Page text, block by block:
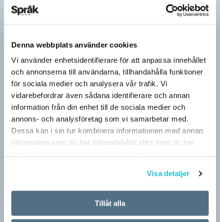
Denna webbplats använder cookies
Vi använder enhetsidentifierare för att anpassa innehållet
och annonserna till användarna, tillhandahålla funktioner
för sociala medier och analysera vår trafik. Vi
vidarebefordrar även sådana identifierare och annan
information från din enhet till de sociala medier och
annons- och analysföretag som vi samarbetar med.
Dessa kan i sin tur kombinera informationen med annan
information som du har tillhandahållit eller som de har
Visa detaljer
Tillåt alla
Därför är vi språkaktivister
ARTIKLAR
Kan vi ord? Ja, tiotusentals, men här handlar det bara om de få
vi faktiskt använder. Ordkunskapsprov och ordquiz får oss att